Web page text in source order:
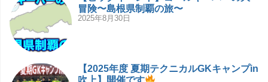
冒険〜島根県制覇の旅〜
2025年8月30日
【2025年度 夏期テクニカルGKキャンプin
吹上】開催です